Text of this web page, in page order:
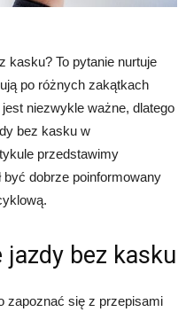
kasku? To pytanie nurtuje
po różnych zakątkach
niezwykle ważne, dlatego
bez kasku w
przedstawimy
być dobrze poinformowany
bez kasku
zapoznać się z przepisami